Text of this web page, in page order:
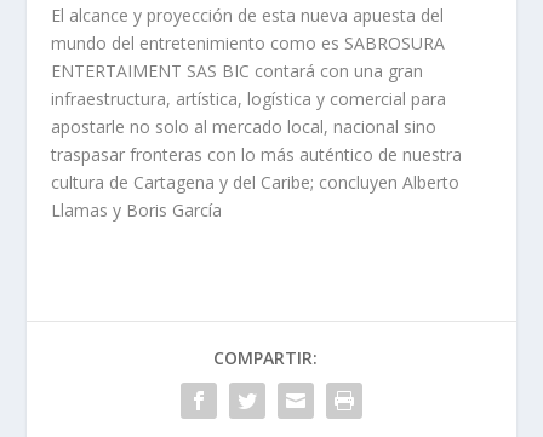
El alcance y proyección de esta nueva apuesta del
mundo del entretenimiento como es SABROSURA
ENTERTAIMENT SAS BIC contará con una gran
infraestructura, artística, logística y comercial para
apostarle no solo al mercado local, nacional sino
traspasar fronteras con lo más auténtico de nuestra
cultura de Cartagena y del Caribe; concluyen Alberto
Llamas y Boris García
COMPARTIR: